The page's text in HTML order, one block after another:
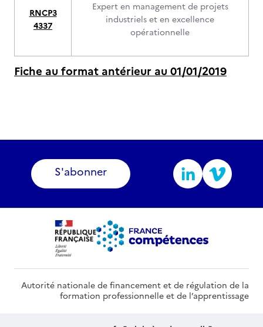
RNCP3
4337
Expert en management de projets
industriels et en excellence
opérationnelle
Fiche au format antérieur au 01/01/2019
S'abonner
Autorité nationale de financement et de régulation de la
formation professionnelle et de l’apprentissage